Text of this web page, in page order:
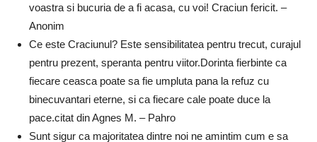
voastra si bucuria de a fi acasa, cu voi! Craciun fericit. –
Anonim
Ce este Craciunul? Este sensibilitatea pentru trecut, curajul
pentru prezent, speranta pentru viitor.Dorinta fierbinte ca
fiecare ceasca poate sa fie umpluta pana la refuz cu
binecuvantari eterne, si ca fiecare cale poate duce la
pace.citat din Agnes M. – Pahro
Sunt sigur ca majoritatea dintre noi ne amintim cum e sa